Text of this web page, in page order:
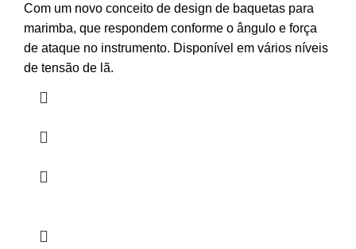
Com um novo conceito de design de baquetas para
marimba, que respondem conforme o ângulo e força
de ataque no instrumento. Disponível em vários níveis
de tensão de lã.